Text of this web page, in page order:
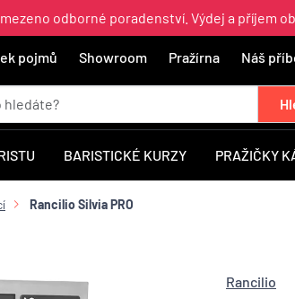
odborné poradenství. Výdej a příjem
pojmů Showroom Pražírna Náš
BARISTICKÉ KURZY PRAŽIČKY
Rancilio Silvia PRO
Rancilio